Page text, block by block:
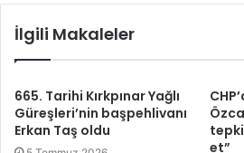
İlgili Makaleler
665. Tarihi Kırkpınar Yağlı
Güreşleri’nin başpehlivanı
Erkan Taş oldu
et”